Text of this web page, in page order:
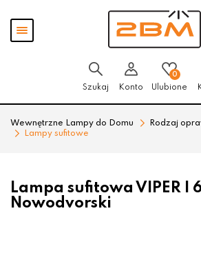
Pokaż
menu
Szukaj Konto
0
Ulubione
Wewnętrzne Lampy do Domu
Rodzaj
Lampy sufitowe
Lampa sufitowa VIPER I
Nowodvorski